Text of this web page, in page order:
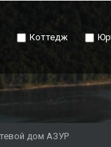
Коттедж
дом АЗУР